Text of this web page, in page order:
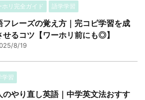
ホリ完全ガイド 語学学習
フレーズの覚え方｜完コピ学習を成
せるコツ【ワーホリ前にも◎】
8/19
学習
のやり直し英語｜中学英文法おすす